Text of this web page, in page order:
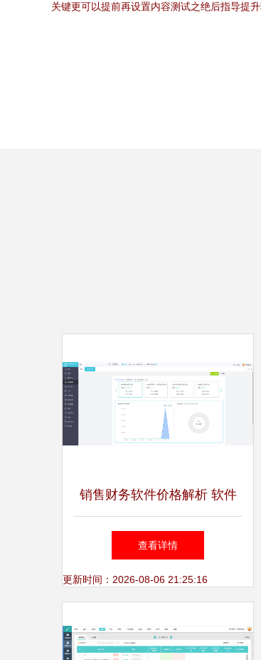
关键更可以提前再设置内容测试之绝后指导提
销售财务软件价格解析 软件
销售如何影响定价？
查看详情
更新时间：2026-08-06 21:25:16